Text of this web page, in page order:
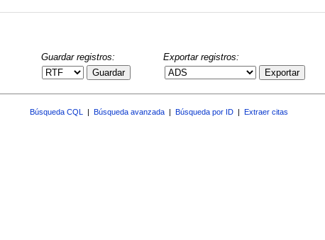
Guardar registros:
Guardar
Exportar registros:
Exportar
Búsqueda CQL Búsqueda avanzada Búsqueda por ID Extraer citas